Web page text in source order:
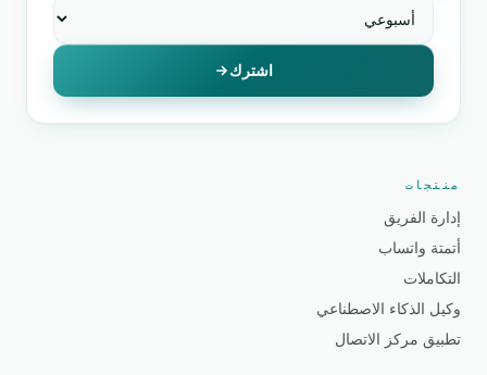
اشترك
منتجات
إدارة الفريق
أتمتة واتساب
التكاملات
وكيل الذكاء الاصطناعي
تطبيق مركز الاتصال